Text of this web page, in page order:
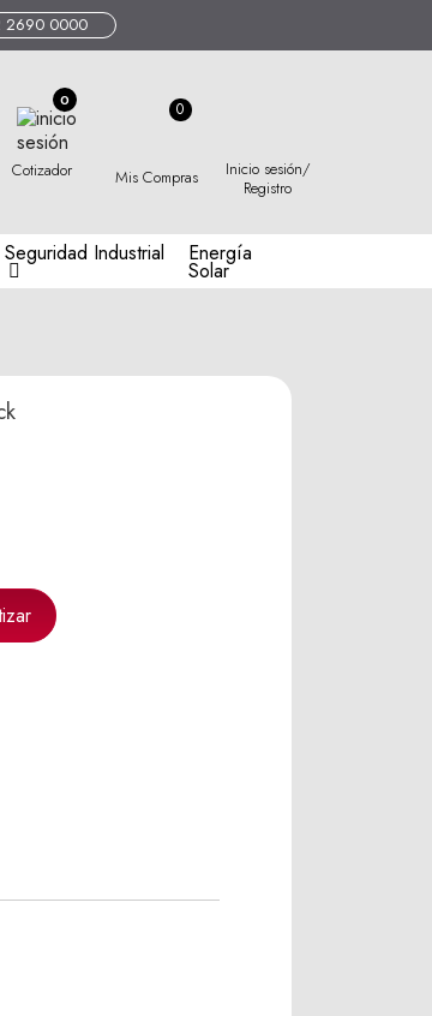
2690 0000
0
Cotizador Mis Compras
Inicio sesión/
Registro
Seguridad Industrial Energía
Solar